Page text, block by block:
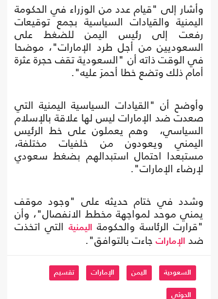
وأشار إلى "قيام عدد من الوزراء في الحكومة
اليمنية والقيادات السياسية بجمع توقيعات
رفعت إلى رئيس اليمن للضغط على
السعوديين من أجل طرد الإمارات"، موضحا
في الوقت ذاته أن "السعودية تقف حجرة عثرة
أمام ذلك وتضع خطا أحمرَ عليه".
وأوضح أن "القيادات السياسية اليمنية التي
صعدت ضد الإمارات ليس لها علاقة بالإسلام
السياسي، وهم يعملون على خط الرئيس
اليمني ويعودون من خلفيات مختلفة،
مستبعدا احتمال استبدالهم بضغط سعودي
لإرضاء الإمارات".
وشدد في ختام حديثه على "وجود موقف
يمني موحد لمواجهة مخطط الانفصال"، وأن
"قرارت الرئاسة والحكومة اليمنية
التي اتخذت
ضد
الإمارات جاءت بالتوافق".
السعودية اليمن الإمارات تقسيم
الحوثي